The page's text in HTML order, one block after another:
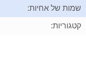
שמות של אחיות:
קטגוריות: